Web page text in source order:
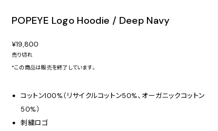
POPEYE Logo Hoodie / Deep Navy
¥19,800
売り切れ
*この商品は販売を終了しています。
コットン100%（リサイクルコットン50%、オーガニックコットン
50%）
刺繍ロゴ